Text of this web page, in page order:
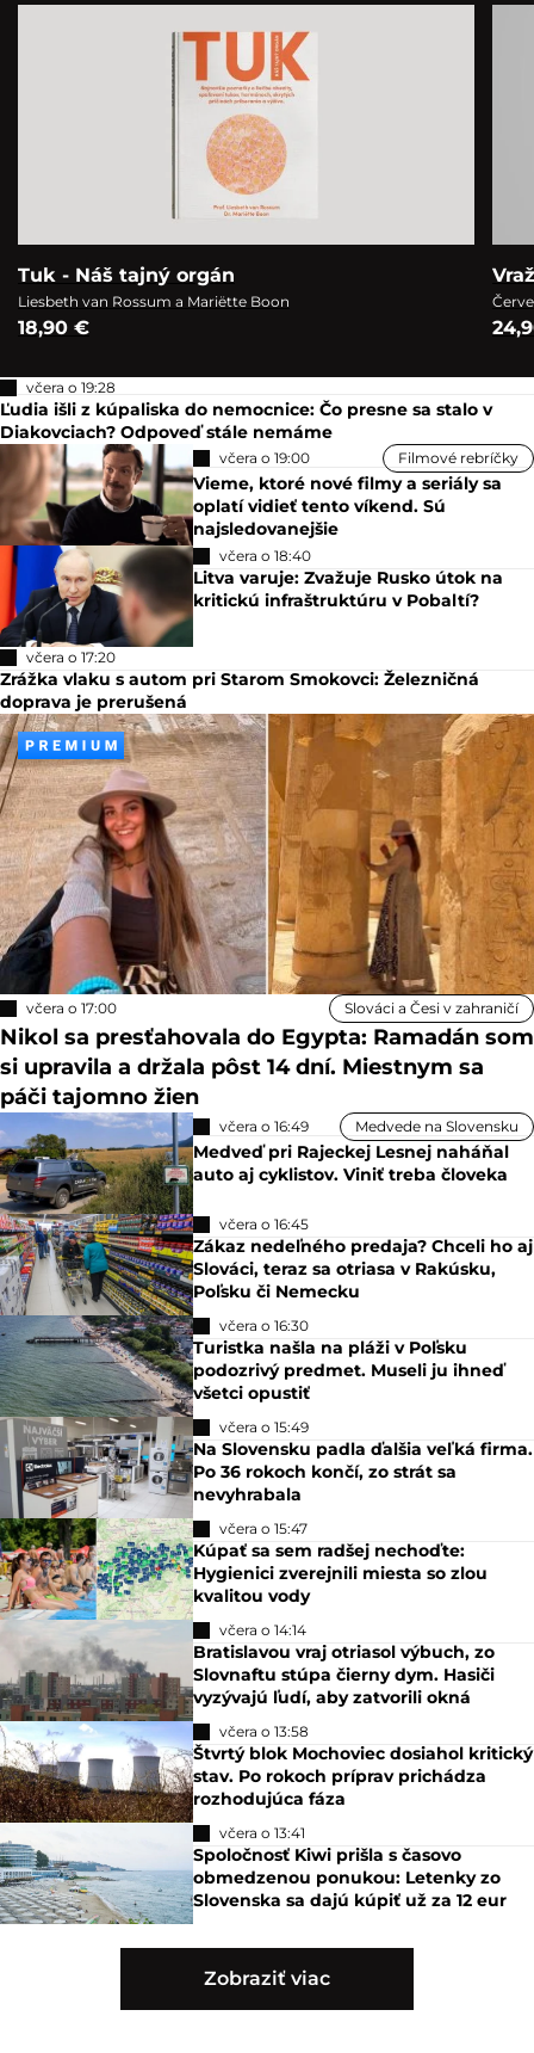
Tuk - Náš tajný orgán
Liesbeth van Rossum a Mariëtte Boon
18,90 €
včera o 19:28
Ľudia išli z kúpaliska do nemocnice: Čo presne sa stalo v
Diakovciach? Odpoveď stále nemáme
včera o 19:00 Filmové rebríčky
Vieme, ktoré nové filmy a seriály sa
oplatí vidieť tento víkend. Sú
najsledovanejšie
včera o 18:40
Litva varuje: Zvažuje Rusko útok na
kritickú infraštruktúru v Pobaltí?
včera o 17:20
Zrážka vlaku s autom pri Starom Smokovci: Železničná
doprava je prerušená
včera o 17:00 Slováci a Česi v zahraničí
Nikol sa presťahovala do Egypta: Ramadán som
si upravila a držala pôst 14 dní. Miestnym sa
páči tajomno žien
včera o 16:49 Medvede na Slovensku
Medveď pri Rajeckej Lesnej naháňal
auto aj cyklistov. Viniť treba človeka
včera o 16:45
Zákaz nedeľného predaja? Chceli ho aj
Slováci, teraz sa otriasa v Rakúsku,
Poľsku či Nemecku
včera o 16:30
Turistka našla na pláži v Poľsku
podozrivý predmet. Museli ju ihneď
všetci opustiť
včera o 15:49
Na Slovensku padla ďalšia veľká firma.
Po 36 rokoch končí, zo strát sa
nevyhrabala
včera o 15:47
Kúpať sa sem radšej nechoďte:
Hygienici zverejnili miesta so zlou
kvalitou vody
včera o 14:14
Bratislavou vraj otriasol výbuch, zo
Slovnaftu stúpa čierny dym. Hasiči
vyzývajú ľudí, aby zatvorili okná
včera o 13:58
Štvrtý blok Mochoviec dosiahol kritický
stav. Po rokoch príprav prichádza
rozhodujúca fáza
včera o 13:41
Spoločnosť Kiwi prišla s časovo
obmedzenou ponukou: Letenky zo
Slovenska sa dajú kúpiť už za 12 eur
Zobraziť viac